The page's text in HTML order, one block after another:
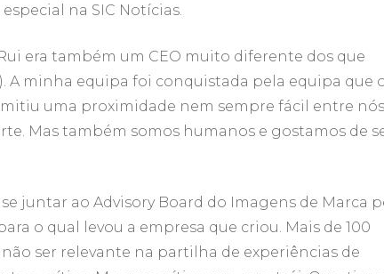
na SIC Notícias.
era também um CEO muito diferente dos que
A minha equipa foi conquistada pela equipa que
uma proximidade nem sempre fácil entre
Mas também somos humanos e gostamos de
juntar ao Advisory Board do Imagens de Marca
o qual levou a empresa que criou. Mais de 100
ser relevante na partilha de experiências de